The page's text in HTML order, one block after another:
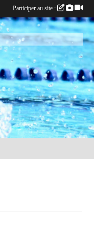
Participer au site :